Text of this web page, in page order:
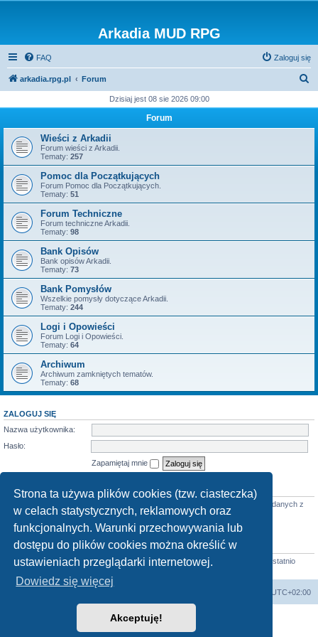
Strona ta używa plików cookies (tzw. ciasteczka)
w celach statystycznych, reklamowych oraz
funkcjonalnych. Warunki przechowywania lub
dostępu do plików cookies można określić w
ustawieniach przeglądarki internetowej.
Dowiedz się więcej
Akceptuję!
Arkadia MUD RPG
FAQ Zaloguj się
arkadia.rpg.pl Forum
k
j
Dzisiaj jest 08 sie 2026 09:00
Forum
Wieści z Arkadii
Forum wieści z Arkadii.
Tematy: 257
Pomoc dla Początkujących
Forum Pomoc dla Początkujących.
Tematy: 51
Forum Techniczne
Forum techniczne Arkadii.
Tematy: 98
Bank Opisów
Bank opisów Arkadii.
Tematy: 73
Bank Pomysłów
Wszelkie pomysły dotyczące Arkadii.
Tematy: 244
Logi i Opowieści
Forum Logi i Opowieści.
Tematy: 64
Archiwum
Archiwum zamkniętych tematów.
Tematy: 68
ZALOGUJ SIĘ
Nazwa użytkownika:
Hasło:
Zapamiętaj mnie
KTO JEST ONLINE
użytkowników online :: 2 zarejestrowanych, 0 ukrytych i 19 gości (wg danych z
ostatnich 5 minut)
Najwięcej użytkowników (
3712) było online 07 mar 2026 22:02
STATYSTYKI
Liczba postów:58683• Liczba tematów:855• Liczba użytkowników:
• Ostatnio
zarejestrowany użytkownik:
Horst
UTC+02:00
Technologię dostarczaphpBB® Forum Software © phpBB Limited
Polski pakiet językowy dostarcza